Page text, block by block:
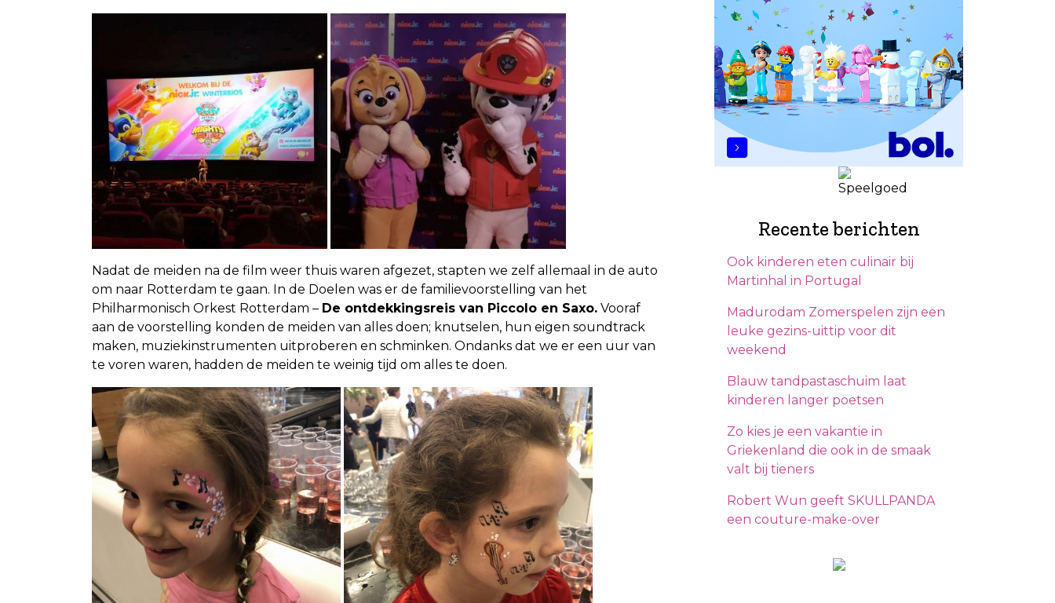
Nadat de meiden na de film weer thuis waren afgezet, stapten we zelf allemaal in de auto
om naar Rotterdam te gaan. In de Doelen was er de familievoorstelling van het
Philharmonisch Orkest Rotterdam – De ontdekkingsreis van Piccolo en Saxo. Vooraf
aan de voorstelling konden de meiden van alles doen; knutselen, hun eigen soundtrack
maken, muziekinstrumenten uitproberen en schminken. Ondanks dat we er een uur van
te voren waren, hadden de meiden te weinig tijd om alles te doen.
Recente berichten
Ook kinderen eten culinair bij
Martinhal in Portugal
Madurodam Zomerspelen zijn een
leuke gezins-uittip voor dit
weekend
Blauw tandpastaschuim laat
kinderen langer poetsen
Zo kies je een vakantie in
Griekenland die ook in de smaak
valt bij tieners
Robert Wun geeft SKULLPANDA
een couture-make-over